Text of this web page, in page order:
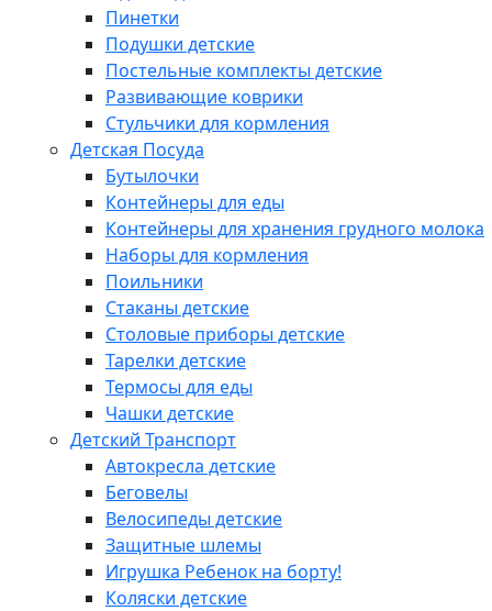
Пинетки
Подушки детские
Постельные комплекты детские
Развивающие коврики
Стульчики для кормления
Детская Посуда
Бутылочки
Контейнеры для еды
Контейнеры для хранения грудного молока
Наборы для кормления
Поильники
Стаканы детские
Столовые приборы детские
Тарелки детские
Термосы для еды
Чашки детские
Детский Транспорт
Автокресла детские
Беговелы
Велосипеды детские
Защитные шлемы
Игрушка Ребенок на борту!
Коляски детские